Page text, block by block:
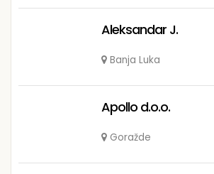
Aleksandar J.
Banja Luka
Apollo d.o.o.
Goražde